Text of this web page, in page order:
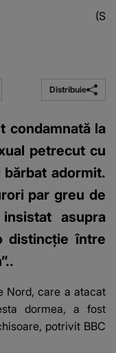
Distribuie
condamnată la
petrecut cu
adormit.
par greu de
asupra
distincție între
Nord, care a atacat
dormea, a fost
potrivit BBC